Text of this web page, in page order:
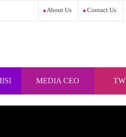
About Us Contact Us
MEDIA CEO
INDONESIA